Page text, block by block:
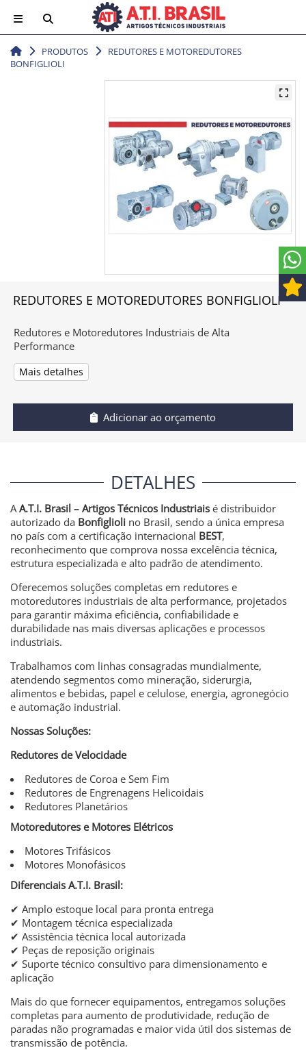
PRODUTOS
REDUTORES E MOTOREDUTORES
BONFIGLIOLI
REDUTORES E MOTOREDUTORES BONFIGLIOLI
Redutores e Motoredutores Industriais de Alta
Performance
Mais detalhes
Adicionar ao orçamento
DETALHES
AA.T.I. Brasil – Artigos Técnicos Industriais é distribuidor
autorizado da Bonfiglioli no Brasil, sendo a única empresa
no país com a certificação internacional BEST,
reconhecimento que comprova nossa excelência técnica,
estrutura especializada e alto padrão de atendimento.
Oferecemos soluções completas em redutores e
motoredutores industriais de alta performance, projetados
para garantir máxima eficiência, confiabilidade e
durabilidade nas mais diversas aplicações e processos
industriais.
Trabalhamos com linhas consagradas mundialmente,
atendendo segmentos como mineração, siderurgia,
alimentos e bebidas, papel e celulose, energia, agronegócio
e automação industrial.
Nossas Soluções:
Redutores de Velocidade
Redutores de Coroa e Sem Fim
Redutores de Engrenagens Helicoidais
Redutores Planetários
Motoredutores e Motores Elétricos
Motores Trifásicos
Motores Monofásicos
Diferenciais A.T.I. Brasil:
✔ Amplo estoque local para pronta entrega
✔ Montagem técnica especializada
✔ Assistência técnica local autorizada
✔ Peças de reposição originais
✔ Suporte técnico consultivo para dimensionamento e
aplicação
Mais do que fornecer equipamentos, entregamos soluções
completas para aumento de produtividade, redução de
paradas não programadas e maior vida útil dos sistemas de
transmissão de potência.